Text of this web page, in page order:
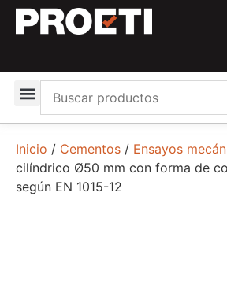
Inicio / Cementos / Ensayos
cilíndrico Ø50 mm con forma de
según EN 1015-12